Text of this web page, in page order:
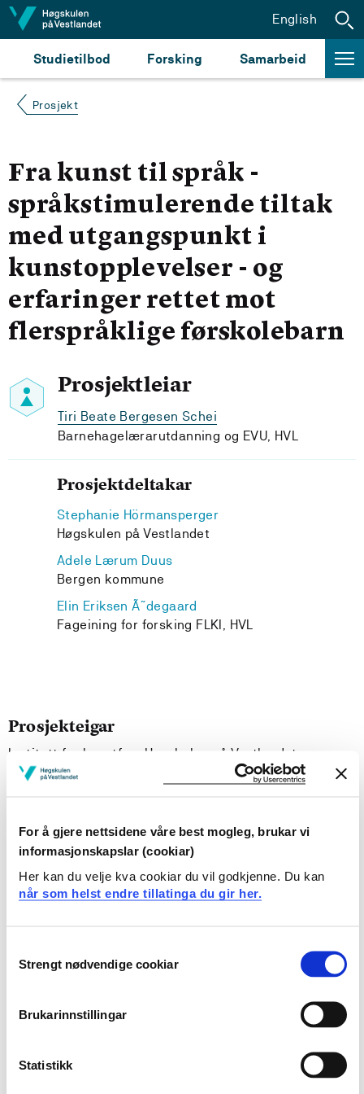
For å gjere nettsidene våre best mogleg, brukar vi
informasjonskapslar (cookiar)
Her kan du velje kva cookiar du vil godkjenne. Du kan
når som helst endre tillatinga du gir her.
Selection
Strengt nødvendige cookiar
Brukarinnstillingar
Statistikk
Hopp til innhald
Studietilbod Forsking Samarbeid
English
Prosjekt
Fra kunst til språk -
språkstimulerende tiltak
med utgangspunkt i
kunstopplevelser - og
erfaringer rettet mot
flerspråklige førskolebarn
Prosjektleiar
Tiri Beate Bergesen Schei
Barnehagelærarutdanning og EVU, HVL
Prosjektdeltakar
Stephanie Hörmansperger
Høgskulen på Vestlandet
Adele Lærum Duus
Bergen kommune
Elin Eriksen Ã˜degaard
Fageining for forsking FLKI, HVL
Prosjekteigar
Institutt for kunstfag, Høgskulen på Vestlandet
Prosjektperiode
Finansieringskjelder
HIB
OTHER
Prosjektsamandrag
barnehage i Bergen kommune, to kunstnere, fem
barnehager, forskere fra Høgskolen i Bergen og en